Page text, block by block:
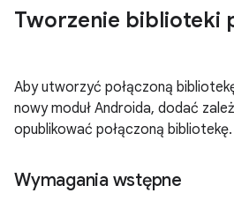
Tworzenie biblioteki
Aby utworzyć połączoną
nowy moduł Androida, dodać
opublikować połączoną bibliotekę.
Wymagania wstępne